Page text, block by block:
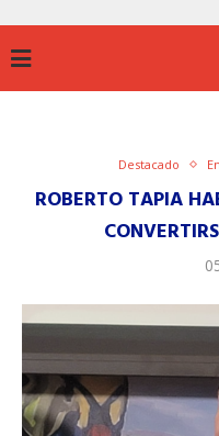
Destacado
ROBERTO TAPIA